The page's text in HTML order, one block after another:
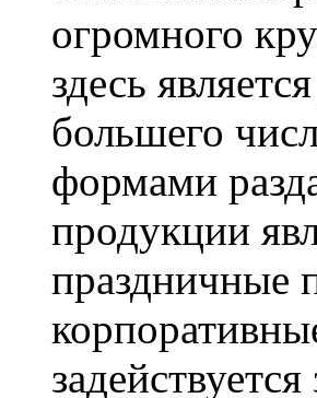
огромного
здесь
большего
формами
продукции
праздничные